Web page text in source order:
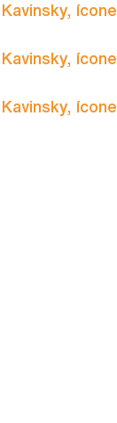
Kavinsky,
Kavinsky,
Kavinsky,